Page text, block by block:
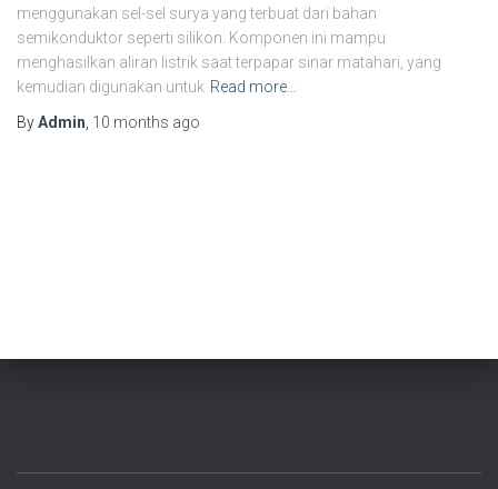
menggunakan sel-sel surya yang terbuat dari bahan
semikonduktor seperti silikon. Komponen ini mampu
menghasilkan aliran listrik saat terpapar sinar matahari, yang
kemudian digunakan untuk Read more…
ByAdmin 10 months ago